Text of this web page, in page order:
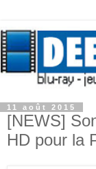
11 août 2015
[NEWS]
HD pour la